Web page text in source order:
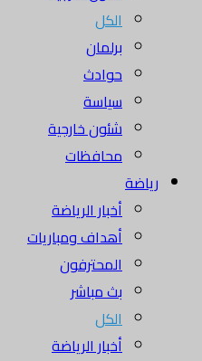
الكل
برلمان
حوادث
سياسة
شئون خارجية
محافظات
رياضة
أخبار الرياضة
أهداف ومباريات
المحترفون
بث مباشر
الكل
أخبار الرياضة